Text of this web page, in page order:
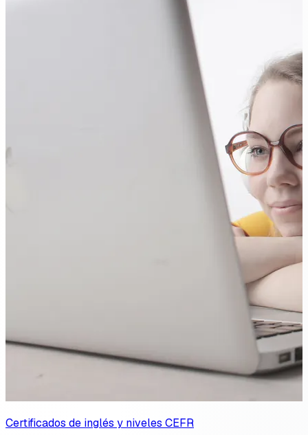
Certificados de inglés y niveles CEFR